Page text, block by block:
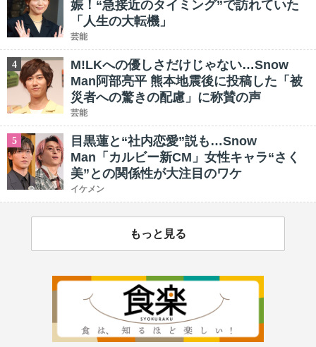
娠！“急接近のタイミング”で訪れていた
「人生の大転機」
芸能
4
M!LKへの優しさだけじゃない…Snow
Man阿部亮平 熊本地震後に投稿した「被
災者への驚きの配慮」に称賛の声
芸能
5
目黒蓮と“社内恋愛”説も…Snow
Man「カルビー新CM」女性キャラ“さく
美”との関係性が大注目のワケ
イケメン
もっと見る